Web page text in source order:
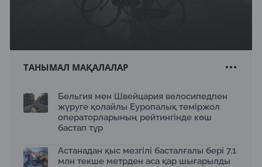
ТАНЫМАЛ МАҚАЛАЛАР
Бельгия мен Швейцария велосипедпен
жүруге қолайлы Еуропалық теміржол
операторларының рейтингінде көш
бастап тұр
Астанадан қыс мезгілі басталғалы бері 7,1
млн текше метрден аса қар шығарылды